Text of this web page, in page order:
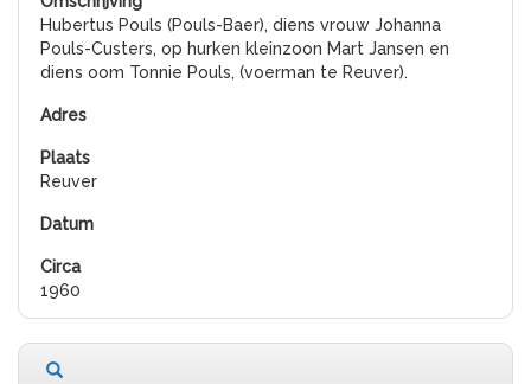
Hubertus Pouls (Pouls-Baer), diens vrouw Johanna
Pouls-Custers, op hurken kleinzoon Mart Jansen en
diens oom Tonnie Pouls, (voerman te Reuver).
Reuver
1960